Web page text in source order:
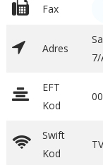
Fax
Adres
EFT
Kod
Swift
Kod